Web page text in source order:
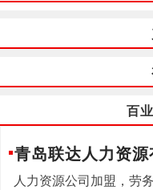
百
青岛联达人力资源
人力资源公司加盟，劳